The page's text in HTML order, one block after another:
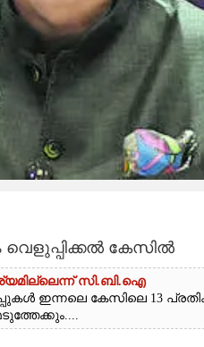
കേസിൽ
സി.ബി.ഐ
ഇന്നലെ കേസിലെ 13